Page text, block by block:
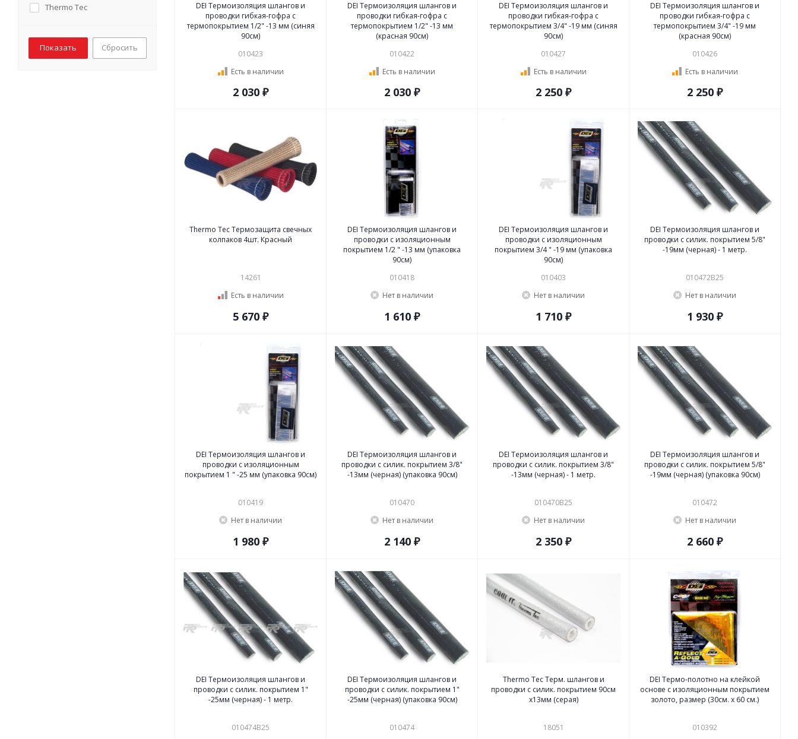
DEI Термоизоляция шлангов и
проводки гибкая-гофра с
термопокрытием 1/2" -13 мм (синяя
90см)
010423
Есть в наличии
2 030 ₽
DEI Термоизоляция шлангов и
проводки гибкая-гофра с
термопокрытием 1/2" -13 мм
(красная 90см)
010422
Есть в наличии
2 030 ₽
DEI Термоизоляция шлангов и
проводки гибкая-гофра с
термопокрытием 3/4" -19 мм (синяя
90см)
010427
Есть в наличии
2 250 ₽
DEI Термоизоляция шлангов и
проводки гибкая-гофра с
термопокрытием 3/4" -19 мм
(красная 90см)
010426
Есть в наличии
2 250 ₽
Thermo Tec Термозащита свечных
колпаков 4шт. Красный
14261
Есть в наличии
5 670 ₽
DEI Термоизоляция шлангов и
проводки с изоляционным
покрытием 1/2 " -13 мм (упаковка
90см)
010418
Нет в наличии
1 610 ₽
DEI Термоизоляция шлангов и
проводки с изоляционным
покрытием 3/4 " -19 мм (упаковка
90см)
010403
Нет в наличии
1 710 ₽
DEI Термоизоляция шлангов и
проводки с силик. покрытием 5/8"
-19мм (черная) - 1 метр.
010472B25
Нет в наличии
1 930 ₽
DEI Термоизоляция шлангов и
проводки с изоляционным
покрытием 1 " -25 мм (упаковка 90см)
010419
Нет в наличии
1 980 ₽
DEI Термоизоляция шлангов и
проводки с силик. покрытием 3/8"
-13мм (черная) (упаковка 90см)
010470
Нет в наличии
2 140 ₽
DEI Термоизоляция шлангов и
проводки с силик. покрытием 3/8"
-13мм (черная) - 1 метр.
010470B25
Нет в наличии
2 350 ₽
DEI Термоизоляция шлангов и
проводки с силик. покрытием 5/8"
-19мм (черная) (упаковка 90см)
010472
Нет в наличии
2 660 ₽
DEI Термоизоляция шлангов и
проводки с силик. покрытием 1"
-25мм (черная) - 1 метр.
010474B25
DEI Термоизоляция шлангов и
проводки с силик. покрытием 1"
-25мм (черная) (упаковка 90см)
010474
Thermo Tec Терм. шлангов и
проводки с силик. покрытием 90см
x13мм (серая)
18051
DEI Термо-полотно на клейкой
основе с изоляционным покрытием
золото, размер (30см. x 60 см.)
010392
Thermo Tec
Сбросить